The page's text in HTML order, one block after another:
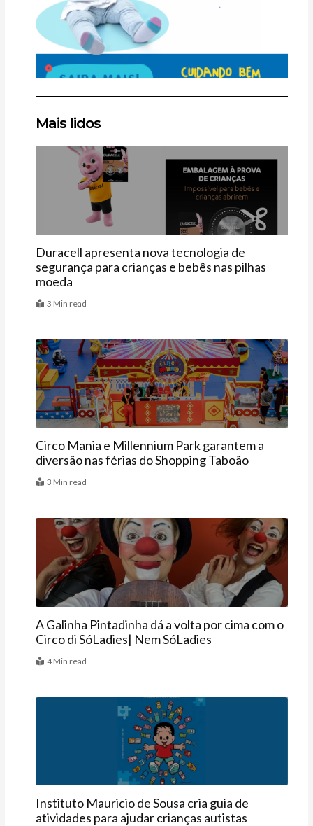
aqui
aqui
aqui
Mais lidos
Últimas
Duracell apresenta nova tecnologia de
segurança para crianças e bebês nas pilhas
moeda
3 Min read
Agenda
Circo Mania e Millennium Park garantem a
diversão nas férias do Shopping Taboão
3 Min read
Agenda
A Galinha Pintadinha dá a volta por cima com o
Circo di SóLadies| Nem SóLadies
4 Min read
Instituto Mauricio de Sousa cria guia de
atividades para ajudar crianças autistas